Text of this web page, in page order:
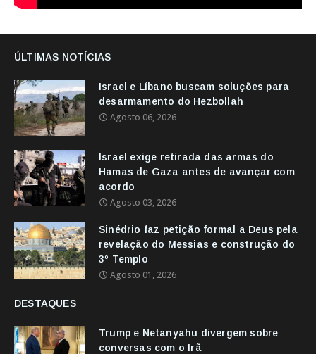
ÚLTIMAS NOTÍCIAS
Israel e Líbano buscam soluções para
desarmamento do Hezbollah
Agosto 06, 2026
Israel exige retirada das armas do
Hamas de Gaza antes de avançar com
acordo
Agosto 03, 2026
Sinédrio faz petição formal a Deus pela
revelação do Messias e construção do
3º Templo
Agosto 01, 2026
DESTAQUES
Trump e Netanyahu divergem sobre
conversas com o Irã